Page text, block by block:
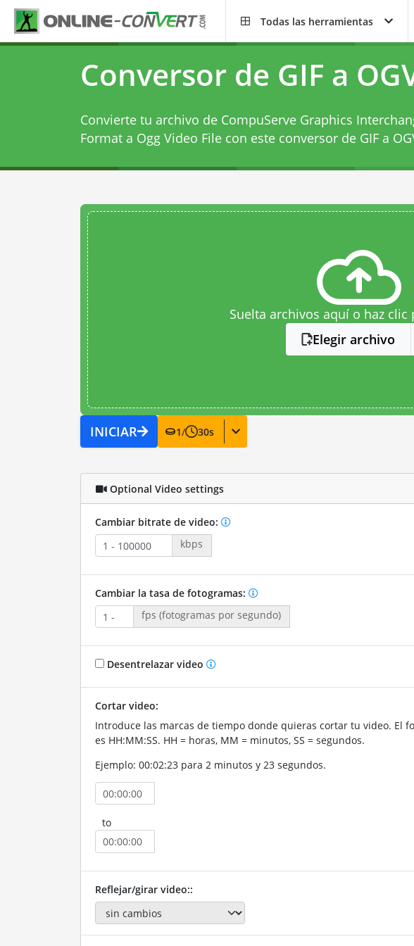
Todas las herramientas
Conversor de GIF a
Convierte tu archivo de CompuServe Graphics
Format a Ogg Video File con este conversor de GIF a
Suelta archivos aquí o haz clic
Elegir archivo
INICIAR 1/ 30s
Optional Video settings
Cambiar bitrate de video:
kbps
Cambiar la tasa de fotogramas:
fps (fotogramas por segundo)
Desentrelazar video
Cortar video:
Introduce las marcas de tiempo donde quieras cortar tu video. El
es HH:MM:SS. HH = horas, MM = minutos, SS = segundos.
Ejemplo: 00:02:23 para 2 minutos y 23 segundos.
to
Reflejar/girar video::